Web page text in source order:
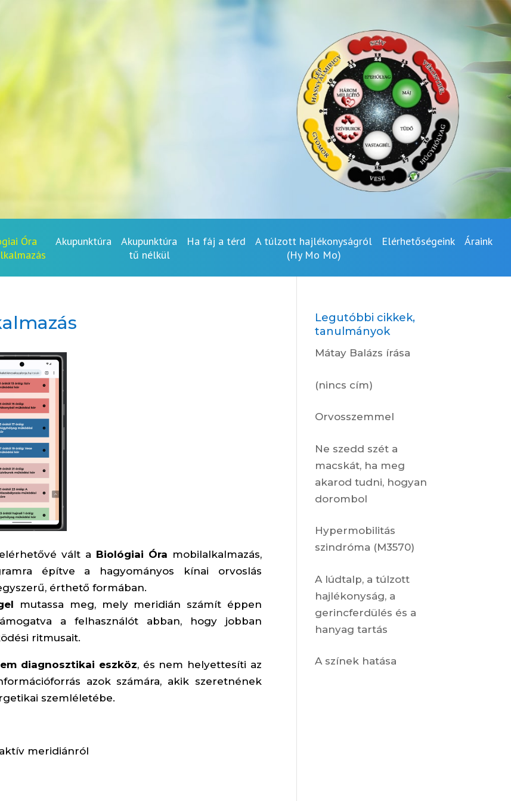
Óra
Akupunktúra
Akupunktúra
tű nélkül
Ha fáj a térd
A túlzott hajlékonyságról
(Hy Mo Mo)
Elérhetőségeink Áraink
vált a Biológiai Óra mobilalkalmazás,
építve a hagyományos kínai orvoslás
érthető formában.
mutassa meg, mely meridián számít éppen
a felhasználót abban, hogy jobban
ritmusait.
diagnosztikai eszköz, és nem helyettesíti az
azok számára, akik szeretnének
szemléletébe.
meridiánról
Legutóbbi cikkek,
tanulmányok
Mátay Balázs írása
(nincs cím)
Orvosszemmel
Ne szedd szét a
macskát, ha meg
akarod tudni, hogyan
dorombol
Hypermobilitás
szindróma (M3570)
A lúdtalp, a túlzott
hajlékonyság, a
gerincferdülés és a
hanyag tartás
A színek hatása